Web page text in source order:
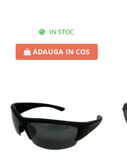
IN STOC
ADAUGA IN COS